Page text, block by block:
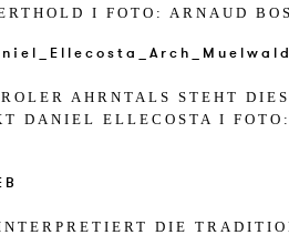
I FOTO: ARN­AUD
AHRN­TALS STEHT
DA­NI­EL EL­LE­COSTA I
DIE